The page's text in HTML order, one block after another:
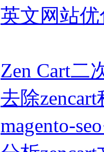
英文网站优
Zen Cart二
去除
magento-